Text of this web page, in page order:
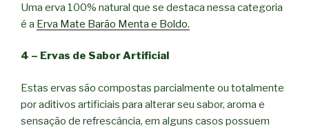
Uma erva 100% natural que se destaca nessa categoria
é a Erva Mate Barão Menta e Boldo.
4 – Ervas de Sabor Artificial
Estas ervas são compostas parcialmente ou totalmente
por aditivos artificiais para alterar seu sabor, aroma e
sensação de refrescância, em alguns casos possuem